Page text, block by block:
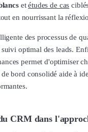
etétudes de cas
en nourrissant la
des processus de
optimal des leads.
permet d'optimiser
bord consolidé aide à
CRM dans